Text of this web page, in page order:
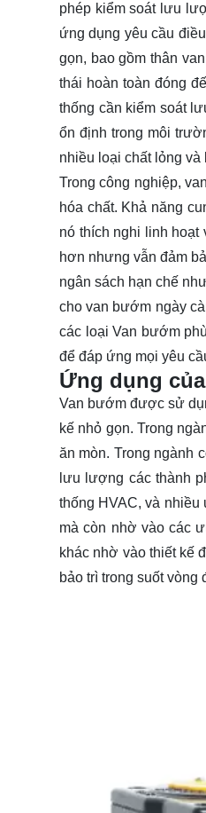
phép kiểm soát lưu
ứng dụng yêu cầu
gọn, bao gồm thân
thái hoàn toàn đóng
thống cần kiểm soát
ổn định trong môi
nhiều loại chất lỏng và
Trong công nghiệp,
hóa chất. Khả năng
nó thích nghi linh
hơn nhưng vẫn đảm
ngân sách hạn chế
cho van bướm ngày
các loại Van bướm
để đáp ứng mọi yêu
Ứng dụng
Van bướm được sử
kế nhỏ gọn. Trong
ăn mòn. Trong ngành
lưu lượng các thành
thống HVAC, và
mà còn nhờ vào các
khác nhờ vào thiết kế
bảo trì trong suốt vòng